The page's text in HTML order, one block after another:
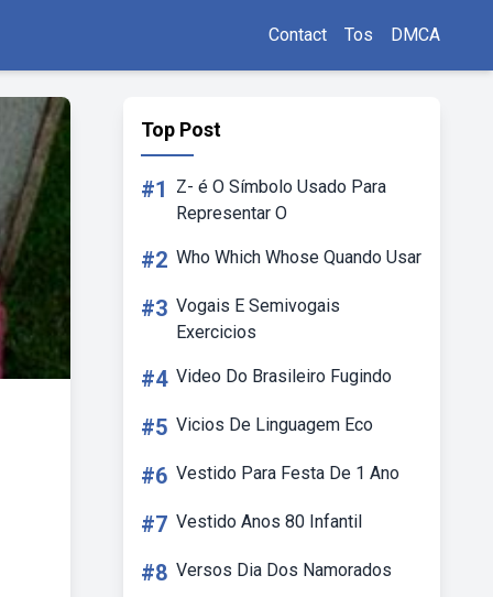
Contact Tos DMCA
Top Post
#1
Z- é O Símbolo Usado Para
Representar O
#2 Who Which Whose Quando Usar
#3 Vogais E Semivogais
Exercicios
#4 Video Do Brasileiro Fugindo
#5 Vicios De Linguagem Eco
#6 Vestido Para Festa De 1 Ano
#7 Vestido Anos 80 Infantil
#8 Versos Dia Dos Namorados